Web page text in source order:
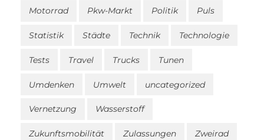
Motorrad Pkw-Markt Politik Puls
Statistik Städte Technik Technologie
Tests Travel Trucks Tunen
Umdenken Umwelt uncategorized
Vernetzung Wasserstoff
Zukunftsmobilität Zulassungen Zweirad